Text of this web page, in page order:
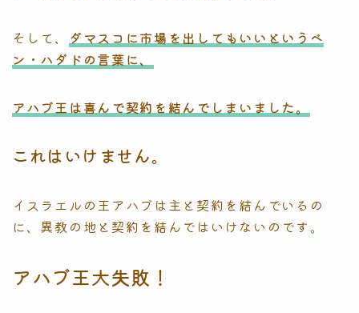
そして、 ダマスコに市場を出してもいいというベ
ン・ハダドの言葉に、
アハブ王は喜んで契約を結んでしまいました。
これはいけません。
イスラエルの王アハブは主と契約を結んでいるの
に、異教の地と契約を結んではいけないのです。
アハブ王大失敗！